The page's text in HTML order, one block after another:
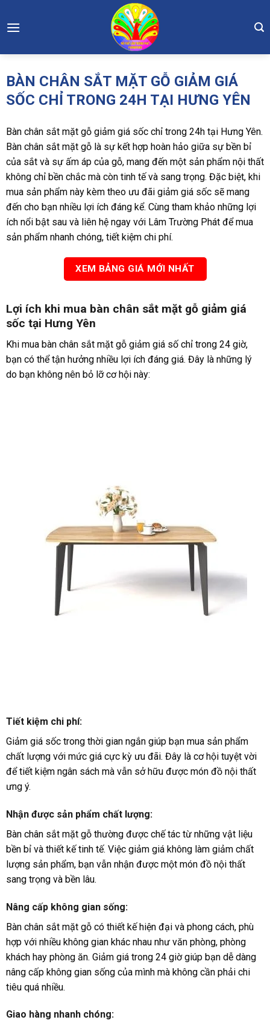
to
BÀN CHÂN SẮT MẶT GỖ GIẢM GIÁ
SỐC CHỈ TRONG 24H TẠI HƯNG YÊN
Bàn chân sắt mặt gỗ giảm giá sốc chỉ trong 24h tại Hưng Yên.
Bàn chân sắt mặt gỗ là sự kết hợp hoàn hảo giữa sự bền bỉ
của sắt và sự ấm áp của gỗ, mang đến một sản phẩm nội thất
không chỉ bền chắc mà còn tinh tế và sang trọng. Đặc biệt, khi
mua sản phẩm này kèm theo ưu đãi giảm giá sốc sẽ mang
đến cho bạn nhiều lợi ích đáng kể. Cùng tham khảo những lợi
ích nổi bật sau và liên hệ ngay với Lâm Trường Phát để mua
sản phẩm nhanh chóng, tiết kiệm chi phí.
XEM BẢNG GIÁ MỚI NHẤT
Lợi ích khi mua bàn chân sắt mặt gỗ giảm giá
sốc tại Hưng Yên
Khi mua bàn chân sắt mặt gỗ giảm giá số chỉ trong 24 giờ,
bạn có thể tận hưởng nhiều lợi ích đáng giá. Đây là những lý
do bạn không nên bỏ lỡ cơ hội này:
Tiết kiệm chi phí:
Giảm giá sốc trong thời gian ngắn giúp bạn mua sản phẩm
chất lượng với mức giá cực kỳ ưu đãi. Đây là cơ hội tuyệt vời
để tiết kiệm ngân sách mà vẫn sở hữu được món đồ nội thất
ưng ý.
Nhận được sản phẩm chất lượng:
Bàn chân sắt mặt gỗ thường được chế tác từ những vật liệu
bền bỉ và thiết kế tinh tế. Việc giảm giá không làm giảm chất
lượng sản phẩm, bạn vẫn nhận được một món đồ nội thất
sang trọng và bền lâu.
Nâng cấp không gian sống:
Bàn chân sắt mặt gỗ có thiết kế hiện đại và phong cách, phù
hợp với nhiều không gian khác nhau như văn phòng, phòng
khách hay phòng ăn. Giảm giá trong 24 giờ giúp bạn dễ dàng
nâng cấp không gian sống của mình mà không cần phải chi
tiêu quá nhiều.
Giao hàng nhanh chóng: